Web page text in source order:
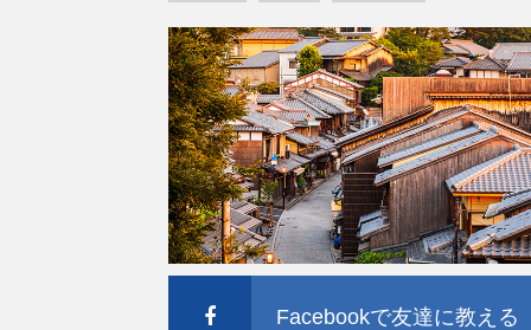
Facebookで友達に教える